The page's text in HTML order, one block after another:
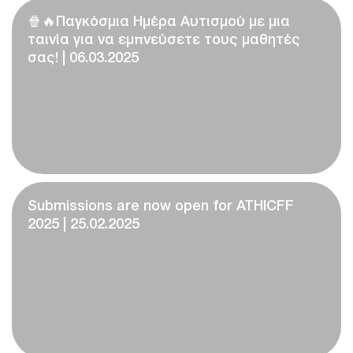
🍿🔥Παγκόσμια Ημέρα Αυτισμού με μια
ταινία για να εμπνεύσετε τους μαθητές
σας! | 06.03.2025
Submissions are now open for ATHICFF
2025 | 25.02.2025